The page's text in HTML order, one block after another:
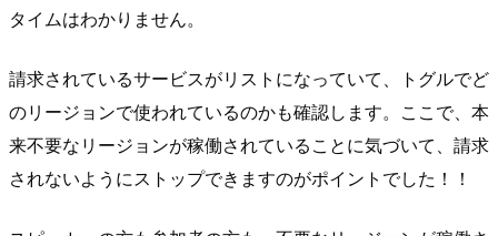
タイムはわかりません。
請求されているサービスがリストになっていて、トグルでど
のリージョンで使われているのかも確認します。ここで、本
来不要なリージョンが稼働されていることに気づいて、請求
されないようにストップできますのがポイントでした！！